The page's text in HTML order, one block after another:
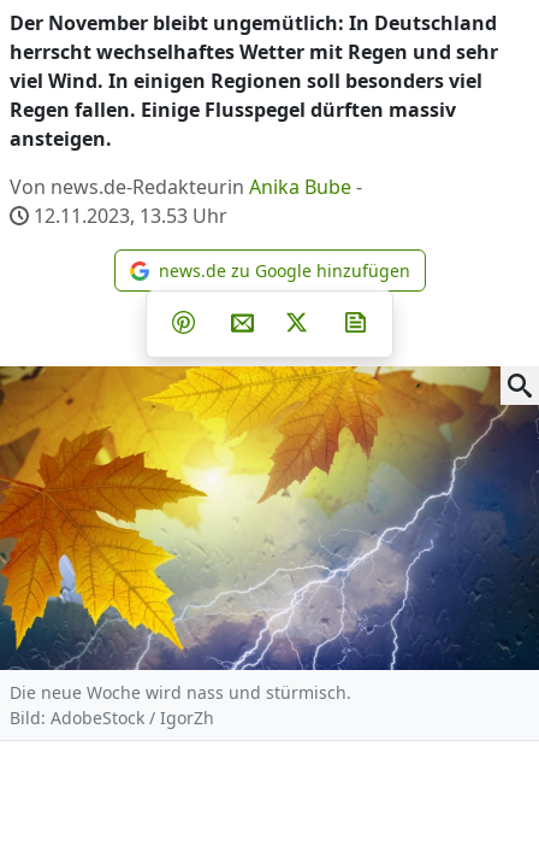
Der November bleibt ungemütlich: In Deutschland
herrscht wechselhaftes Wetter mit Regen und sehr
viel Wind. In einigen Regionen soll besonders viel
Regen fallen. Einige Flusspegel dürften massiv
ansteigen.
Von news.de-Redakteurin Anika Bube-
12.11.2023, 13.53 Uhr
news.de zu Google
news.de zu Google hinzufügen
Teilen auf Facebook
Teilen auf Whatsapp
Teilen auf Telegram
Teilen auf Pinterest
Per E-Mail teilen
Post auf X
Die neue Woche wird nass und stürmisch.
Bild: AdobeStock / IgorZh